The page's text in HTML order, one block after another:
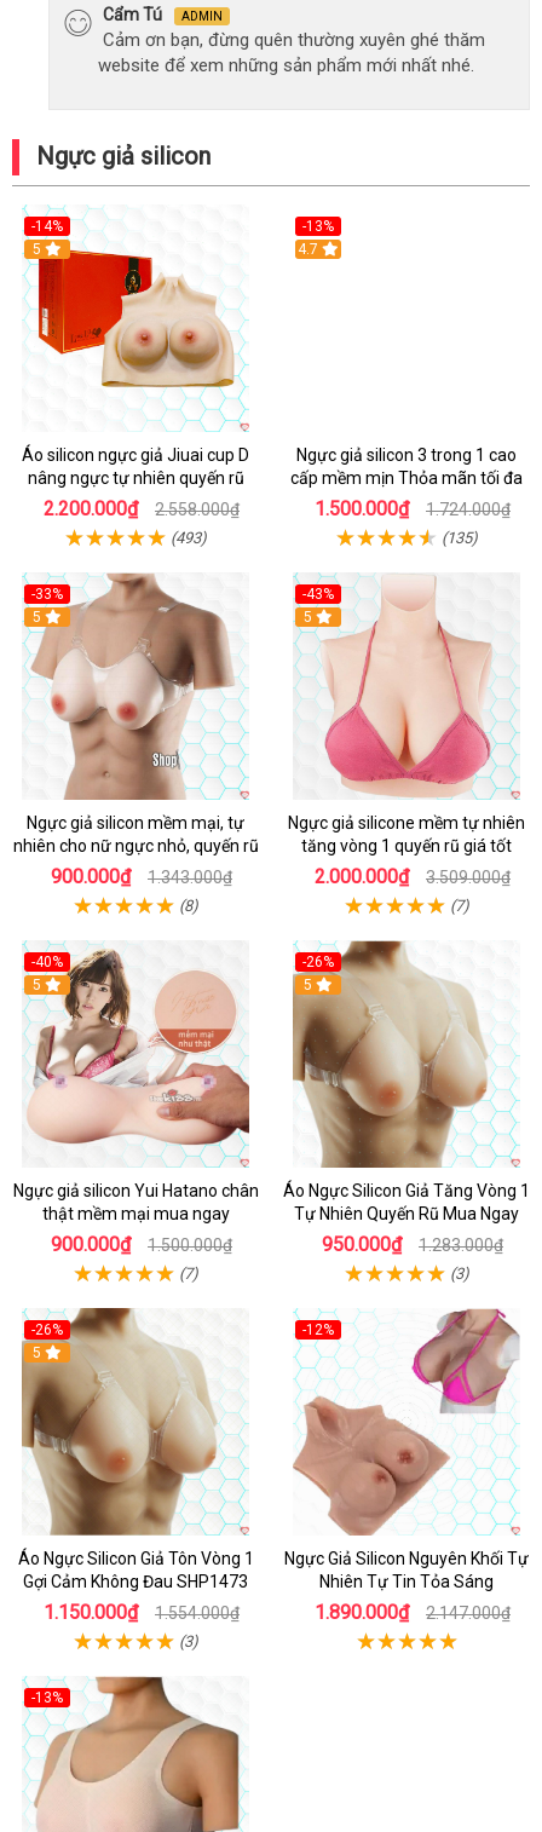
Cẩm Tú ADMIN
Cảm ơn bạn, đừng quên thường xuyên ghé thăm
website để xem những sản phẩm mới nhất nhé.
Ngực giả silicon
-14%
5
Áo silicon ngực giả Jiuai cup D
nâng ngực tự nhiên quyến rũ
2.200.000₫ 2.558.000₫
(493)
-13%
4.7
Ngực giả silicon 3 trong 1 cao
cấp mềm mịn Thỏa mãn tối đa
1.500.000₫ 1.724.000₫
(135)
-33%
Hot
5
Ngực giả silicon mềm mại, tự
nhiên cho nữ ngực nhỏ, quyến rũ
900.000₫ 1.343.000₫
(8)
-43%
5
Ngực giả silicone mềm tự nhiên
tăng vòng 1 quyến rũ giá tốt
2.000.000₫ 3.509.000₫
(7)
-40%
5
Ngực giả silicon Yui Hatano chân
thật mềm mại mua ngay
900.000₫ 1.500.000₫
(7)
-26%
5
Áo Ngực Silicon Giả Tăng Vòng 1
Tự Nhiên Quyến Rũ Mua Ngay
950.000₫ 1.283.000₫
(3)
-26%
Hot
5
Áo Ngực Silicon Giả Tôn Vòng 1
Gợi Cảm Không Đau SHP1473
1.150.000₫ 1.554.000₫
(3)
-12%
Hot
Ngực Giả Silicon Nguyên Khối Tự
Nhiên Tự Tin Tỏa Sáng
1.890.000₫ 2.147.000₫
-13%
Hot